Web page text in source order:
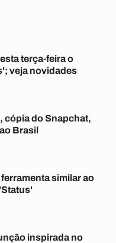
terça-feira o
veja novidades
cópia do Snapchat,
Brasil
similar ao
inspirada no